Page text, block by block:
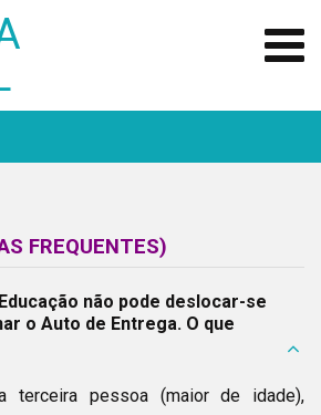
FREQUENTES)
não pode deslocar-se
o Auto de Entrega. O que
terceira pessoa (maior de idade),